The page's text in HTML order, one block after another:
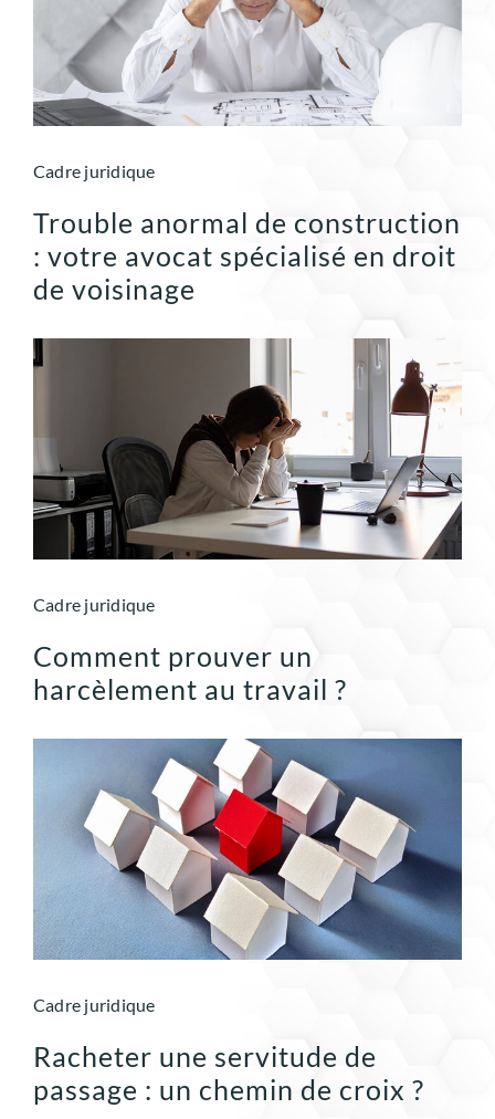
Cadre juridique
Trouble anormal de construction
: votre avocat spécialisé en droit
de voisinage
Cadre juridique
Comment prouver un
harcèlement au travail ?
Cadre juridique
Racheter une servitude de
passage : un chemin de croix ?